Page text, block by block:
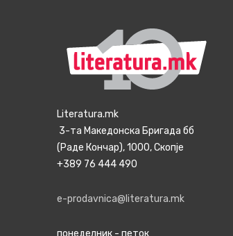
Literatura.mk
3-та Македонска Бригада бб
(Раде Кончар), 1000, Скопје
+389 76 444 490
e-prodavnica@literatura.mk
понеделник - петок